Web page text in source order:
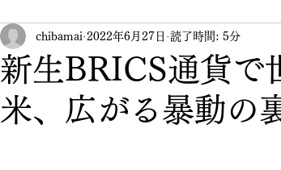
新生BRICS通貨で
米、広がる暴動の
chibamai 2022年6月27日 読了時間: 5分